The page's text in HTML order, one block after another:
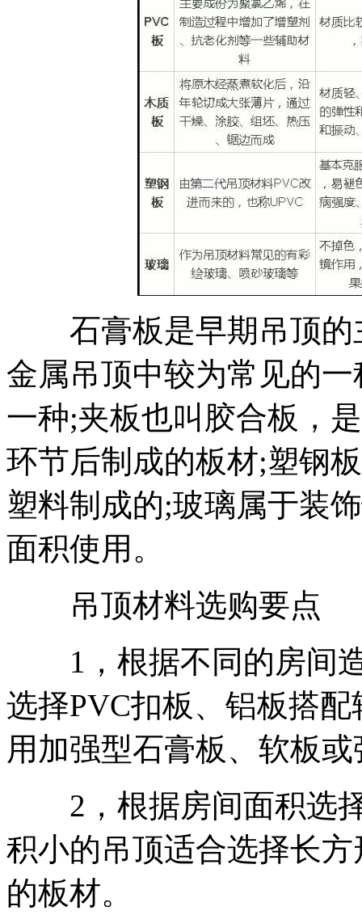
石膏板是早期吊顶的
金属吊顶中较为常见的
一种;夹板也叫胶合板，
环节后制成的板材;塑钢
塑料制成的;玻璃属于装
面积使用。
吊顶材料选购要点
1，根据不同的房间造
选择PVC扣板、铝板搭
用加强型石膏板、软板
2，根据房间面积选
积小的吊顶适合选择长
的板材。